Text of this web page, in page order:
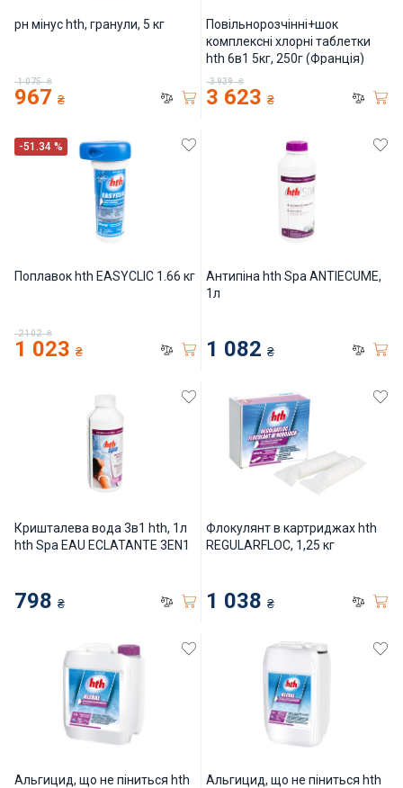
Інклюзивність пляжів
Закладні деталі
Садові фонтани
Килимки-протиковзки для басейнів
Килими кам'яні
Сауни
СПА басейни
Осушувачі повітря
Гідроізоляція і будівельна хімія
Вогнища та каміни
Труби і фіттінги
Корисні дрібнички
Розпродаж
рн мінус hth, гранули, 5 кг
1 075 ₴
967 ₴
Повільнорозчінні+шок
комплексні хлорні таблетки
hth 6в1 5кг, 250г (Франція)
3 939 ₴
3 623 ₴
-51.34 %
Поплавок hth EASYCLIC 1.66 кг
2 102 ₴
1 023 ₴
Антипіна hth Spa ANTIECUME,
1л
1 082 ₴
Кришталева вода 3в1 hth, 1л
hth Spa EAU ECLATANTE 3EN1
798 ₴
Флокулянт в картриджах hth
REGULARFLOC, 1,25 кг
1 038 ₴
Альгицид, що не піниться hth
Альгицид, що не піниться hth